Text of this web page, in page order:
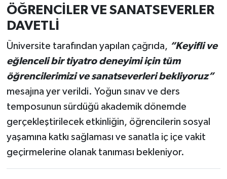
ÖĞRENCİLER VE SANATSEVERLER
DAVETLİ
Üniversite tarafından yapılan çağrıda, “Keyifli ve
eğlenceli bir tiyatro deneyimi için tüm
öğrencilerimizi ve sanatseverleri bekliyoruz”
mesajına yer verildi. Yoğun sınav ve ders
temposunun sürdüğü akademik dönemde
gerçekleştirilecek etkinliğin, öğrencilerin sosyal
yaşamına katkı sağlaması ve sanatla iç içe vakit
geçirmelerine olanak tanıması bekleniyor.